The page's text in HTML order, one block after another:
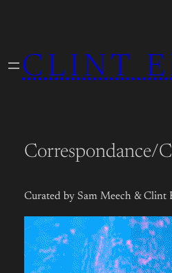
content
CLINT
Correspondance/
Curated by Sam Meech & Clint